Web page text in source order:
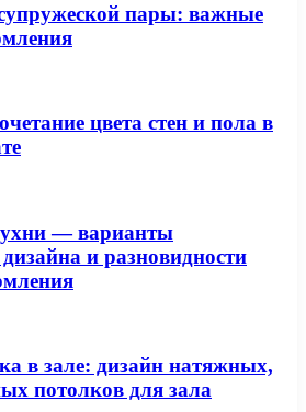
пары: важные
цвета стен и пола в
— варианты
и разновидности
в зале: дизайн натяжных,
потолков для зала